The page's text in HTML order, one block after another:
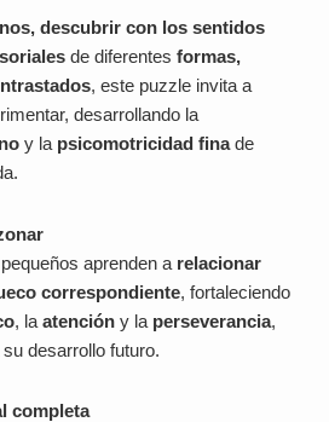
descubrir con los sentidos
de diferentes formas,
, este puzzle invita a
desarrollando la
y la psicomotricidad finade
aprenden a relacionar
correspondiente, fortaleciendo
, la atención y la perseverancia,
desarrollo futuro.
completa